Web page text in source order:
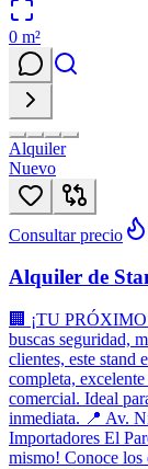
0 m²
Alquiler
Nuevo
Consultar precio
Alquiler de
🏢 ¡TU
buscas seguridad,
clientes, este stand
completa,
comercial. Ideal
inmediata. 📍 Av.
Importadores El
mismo! Conoce los